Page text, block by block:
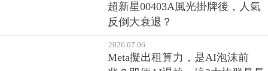
超新星00403A風光掛牌後，人氣
反倒大衰退？
2026.07.06
Meta擬出租算力，是AI泡沫前